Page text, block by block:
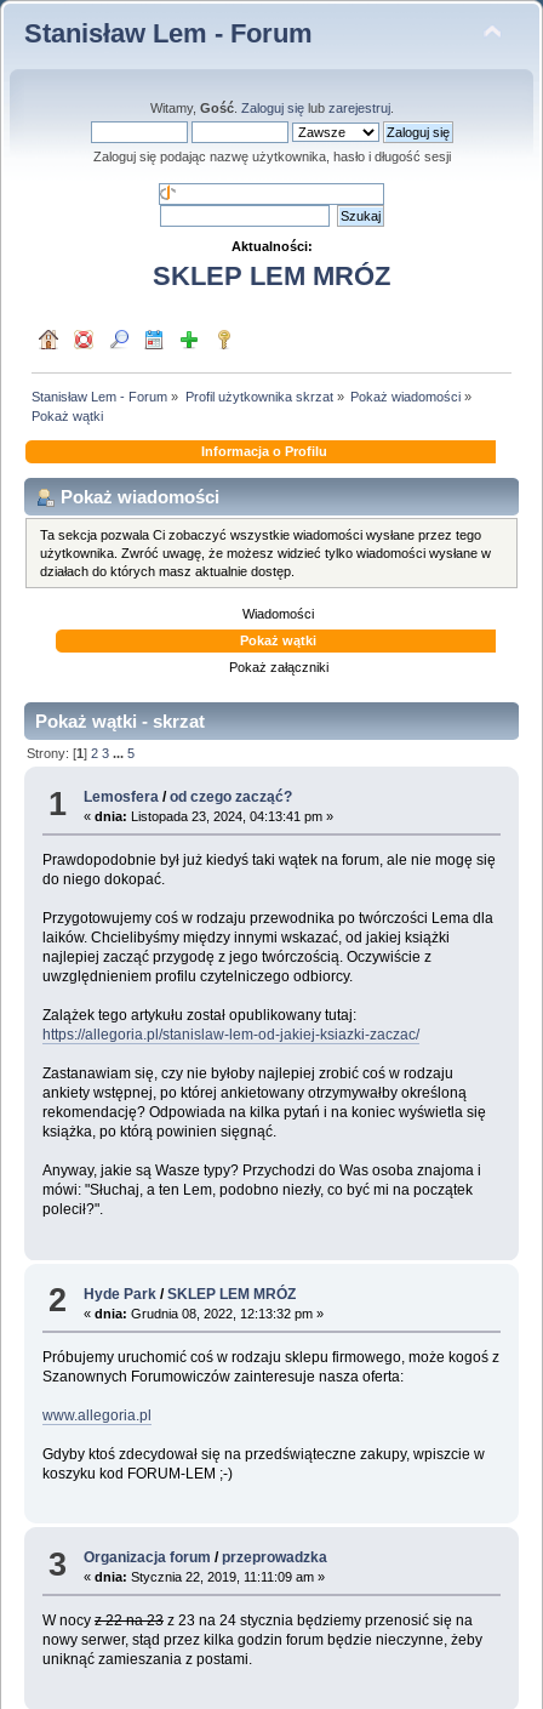
Stanisław Lem - Forum
Witamy, Gość. Zaloguj sięlub zarejestruj.
Zaloguj się podając nazwę użytkownika, hasło i długość sesji
Aktualności:
SKLEP LEM MRÓZ
Stanisław Lem - Forum » Profil użytkownika skrzat» Pokaż wiadomości»
Pokaż wątki
Informacja o Profilu
Pokaż wiadomości
Ta sekcja pozwala Ci zobaczyć wszystkie wiadomości wysłane przez tego
użytkownika. Zwróć uwagę, że możesz widzieć tylko wiadomości wysłane w
działach do których masz aktualnie dostęp.
Wiadomości
Pokaż wątki
Pokaż załączniki
Pokaż wątki - skrzat
Strony: [1]2 3 ...5
1 Lemosfera /od czego zacząć?
«dnia: Listopada 23, 2024, 04:13:41 pm »
Prawdopodobnie był już kiedyś taki wątek na forum, ale nie mogę się
do niego dokopać.
Przygotowujemy coś w rodzaju przewodnika po twórczości Lema dla
laików. Chcielibyśmy między innymi wskazać, od jakiej książki
najlepiej zacząć przygodę z jego twórczością. Oczywiście z
uwzględnieniem profilu czytelniczego odbiorcy.
Zalążek tego artykułu został opublikowany tutaj:
https://allegoria.pl/stanislaw-lem-od-jakiej-ksiazki-zaczac/
Zastanawiam się, czy nie byłoby najlepiej zrobić coś w rodzaju
ankiety wstępnej, po której ankietowany otrzymywałby określoną
rekomendację? Odpowiada na kilka pytań i na koniec wyświetla się
książka, po którą powinien sięgnąć.
Anyway, jakie są Wasze typy? Przychodzi do Was osoba znajoma i
mówi: "Słuchaj, a ten Lem, podobno niezły, co być mi na początek
polecił?".
2 Hyde Park /SKLEP LEM MRÓZ
«dnia: Grudnia 08, 2022, 12:13:32 pm »
Próbujemy uruchomić coś w rodzaju sklepu firmowego, może kogoś z
Szanownych Forumowiczów zainteresuje nasza oferta:
www.allegoria.pl
Gdyby ktoś zdecydował się na przedświąteczne zakupy, wpiszcie w
koszyku kod FORUM-LEM ;-)
3 Organizacja forum /przeprowadzka
«dnia: Stycznia 22, 2019, 11:11:09 am »
W nocy z 22 na 23z 23 na 24 stycznia będziemy przenosić się na
nowy serwer, stąd przez kilka godzin forum będzie nieczynne, żeby
uniknąć zamieszania z postami.